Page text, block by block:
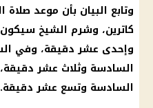
وتابع البيان بأن موعد
كاترين، وشرم الشيخ
وإحدى عشر دقيقة، وفي
السادسة وثلاث عشر
السادسة وتسع عشر دقيقة.